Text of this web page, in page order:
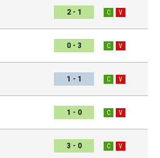
2 - 1 C V
0 - 3 C V
1 - 1 C V
1 - 0 C V
3 - 0 C V